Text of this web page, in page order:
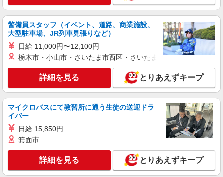
警備員スタッフ（イベント、道路、商業施設、
大型駐車場、JR列車見張りなど）
日給 11,000円〜12,100円
栃木市・小山市・さいたま市西区・さいたま市岩槻区・久喜市・
詳細を見る とりあえずキープ
マイクロバスにて教習所に通う生徒の送迎ドラ
イバー
日給 15,850円
箕面市
詳細を見る とりあえずキープ